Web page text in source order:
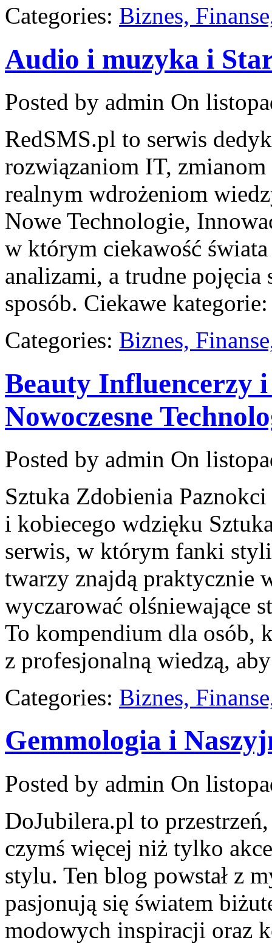
Categories: Biznes,
Audio i muzyka i
Posted by admin On
RedSMS.pl to serwis
rozwiązaniom IT,
realnym wdrożeniom
Nowe Technologie,
w którym ciekawość
analizami, a trudne pojęcia
sposób. Ciekawe
Categories: Biznes,
Beauty Influencerzy
Nowoczesne
Posted by admin On
Sztuka Zdobienia
i kobiecego wdzięku
serwis, w którym fanki
twarzy znajdą praktycznie
wyczarować olśniewające
To kompendium dla osób,
z profesjonalną wiedzą,
Categories: Biznes,
Gemmologia i
Posted by admin On
DoJubilera.pl to
czymś więcej niż tylko
stylu. Ten blog powstał z
pasjonują się światem
modowych inspiracji oraz